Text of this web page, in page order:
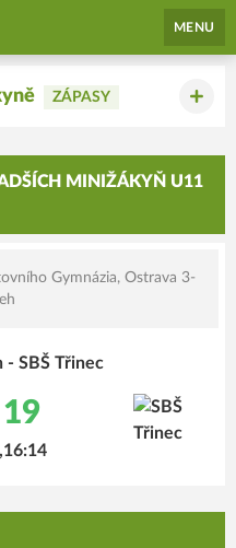
MENU
ZÁPASY
MINIŽÁKYŇ U11
Gymnázia, Ostrava 3-
- SBŠ Třinec